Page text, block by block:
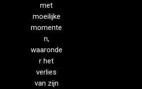
met
moeilijke
momente
n,
waaronde
r het
verlies
van zijn